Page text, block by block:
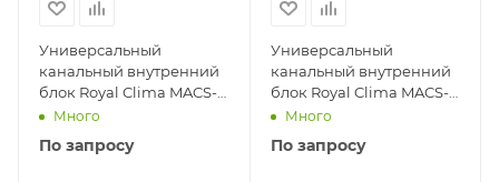
Универсальный
канальный внутренний
блок Royal Clima MACS-I-
D20P2
Много
По запросу
Универсальный
канальный внутренний
блок Royal Clima MACS-I-
D121P2
Много
По запросу